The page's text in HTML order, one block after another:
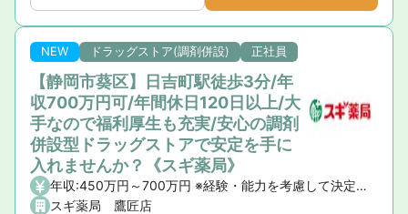
NEW ドラッグストア(調剤併設) 正社員
【静岡市葵区】日吉町駅徒歩3分/年
収700万円可/年間休日120日以上/大
手なので福利厚生も充実/安心の調剤
併設型ドラッグストアで安定を手に
入れませんか？《スギ薬局》
年収:450万円～700万円 ※経験・能力を考慮して決定いたします。 【昇給】年1回 【賞与】年2回(7月・12月)、業績賞与:年1回(業績連動型) 【諸手当】資格手当、時間外手当、通勤手当、子ども手当等
スギ薬局 鷹匠店